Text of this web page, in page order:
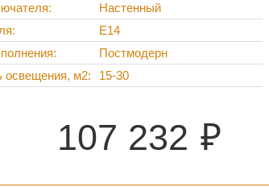
Настенный
E14
Постмодерн
освещения, м2
15-30
107 232